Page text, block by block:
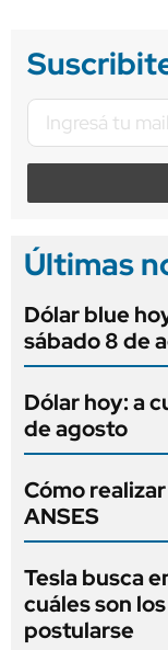
Últimas
Dólar blue
sábado 8 de
Dólar hoy: a
de agosto
Cómo
ANSES
Tesla busca
cuáles son
postularse